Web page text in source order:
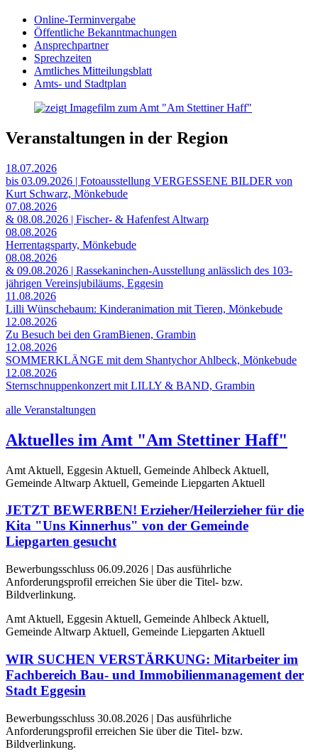
Online-Terminvergabe
Öffentliche Bekanntmachungen
Ansprechpartner
Sprechzeiten
Amtliches Mitteilungsblatt
Amts- und Stadtplan
Veranstaltungen in der Region
18.07.2026
bis 03.09.2026 | Fotoausstellung VERGESSENE BILDER von
Kurt Schwarz, Mönkebude
07.08.2026
& 08.08.2026 | Fischer- & Hafenfest Altwarp
08.08.2026
Herrentagsparty, Mönkebude
08.08.2026
& 09.08.2026 | Rassekaninchen-Ausstellung anlässlich des 103-
jährigen Vereinsjubiläums, Eggesin
11.08.2026
Lilli Wünschebaum: Kinderanimation mit Tieren, Mönkebude
12.08.2026
Zu Besuch bei den GramBienen, Grambin
12.08.2026
SOMMERKLÄNGE mit dem Shantychor Ahlbeck, Mönkebude
12.08.2026
Sternschnuppenkonzert mit LILLY & BAND, Grambin
alle Veranstaltungen
Aktuelles im Amt "Am Stettiner Haff"
Amt Aktuell, Eggesin Aktuell, Gemeinde Ahlbeck Aktuell,
Gemeinde Altwarp Aktuell, Gemeinde Liepgarten Aktuell
JETZT BEWERBEN! Erzieher/Heilerzieher für die
Kita "Uns Kinnerhus" von der Gemeinde
Liepgarten gesucht
Bewerbungsschluss 06.09.2026 | Das ausführliche
Anforderungsprofil erreichen Sie über die Titel- bzw.
Bildverlinkung.
Amt Aktuell, Eggesin Aktuell, Gemeinde Ahlbeck Aktuell,
Gemeinde Altwarp Aktuell, Gemeinde Liepgarten Aktuell
WIR SUCHEN VERSTÄRKUNG: Mitarbeiter im
Fachbereich Bau- und Immobilienmanagement der
Stadt Eggesin
Bewerbungsschluss 30.08.2026 | Das ausführliche
Anforderungsprofil erreichen Sie über die Titel- bzw.
Bildverlinkung.